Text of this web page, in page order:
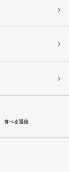
食べる通信